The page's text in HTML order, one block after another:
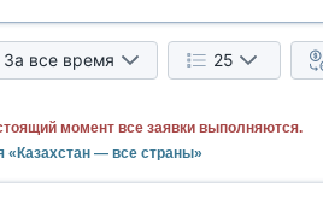
За все время 25
момент все заявки выполняются.
— все страны»